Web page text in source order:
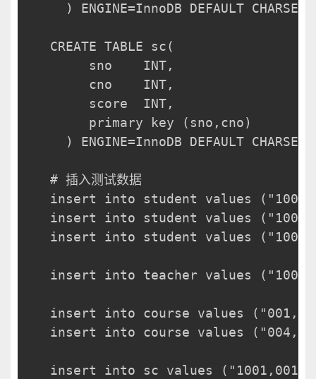
) ENGINE=InnoDB DEFAULT
CREATE TABLE sc(
sno    INT,
cno    INT,
score  INT,
primary key (sno,cno)
) ENGINE=InnoDB DEFAULT
# 插入测试数据
insert into student values
insert into student values
insert into student values
insert into teacher values
insert into course values ("001,'高
insert into course values ("004,'数
insert into sc values